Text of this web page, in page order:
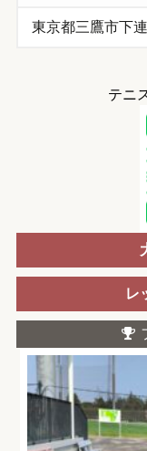
東京都三鷹市下
テニ
レ